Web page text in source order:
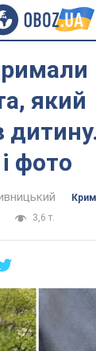
який
фото
3,6 т.